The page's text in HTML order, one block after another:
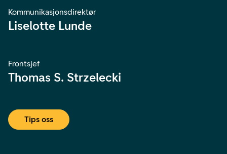
Kommunikasjonsdirektør
Liselotte Lunde
Frontsjef
Thomas S. Strzelecki
Tips oss